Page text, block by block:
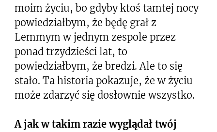
moim życiu, bo gdyby ktoś tamtej nocy
powiedziałbym, że będę grał z
Lemmym w jednym zespole przez
ponad trzydzieści lat, to
powiedziałbym, że bredzi. Ale to się
stało. Ta historia pokazuje, że w życiu
może zdarzyć się dosłownie wszystko.
A jak w takim razie wyglądał twój